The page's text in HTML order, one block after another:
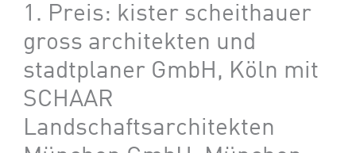
1. Preis: kister scheithauer
gross architekten und
stadtplaner GmbH, Köln mit
SCHAAR
Landschaftsarchitekten